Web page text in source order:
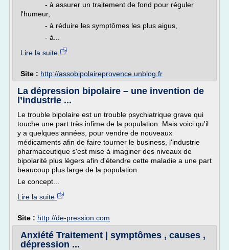
- à assurer un traitement de fond pour réguler
l'humeur,
- à réduire les symptômes les plus aigus,
- à...
Lire la suite
Site : http://assobipolaireprovence.unblog.fr
La dépression bipolaire – une invention de
l’industrie ...
Le trouble bipolaire est un trouble psychiatrique grave qui
touche une part très infime de la population. Mais voici qu'il
y a quelques années, pour vendre de nouveaux
médicaments afin de faire tourner le business, l'industrie
pharmaceutique s'est mise à imaginer des niveaux de
bipolarité plus légers afin d'étendre cette maladie a une part
beaucoup plus large de la population.
Le concept...
Lire la suite
Site : http://de-pression.com
Anxiété Traitement | symptômes , causes ,
dépression ...